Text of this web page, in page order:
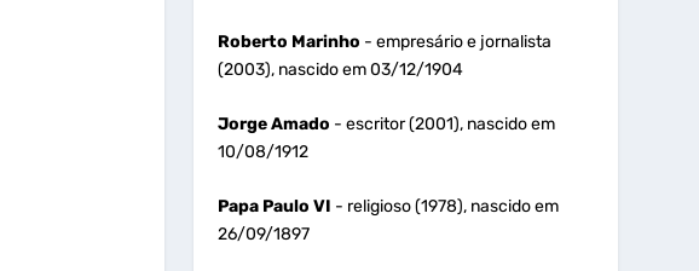
Roberto Marinho - empresário e jornalista
(2003), nascido em 03/12/1904
Jorge Amado - escritor (2001), nascido em
10/08/1912
Papa Paulo VI - religioso (1978), nascido em
26/09/1897